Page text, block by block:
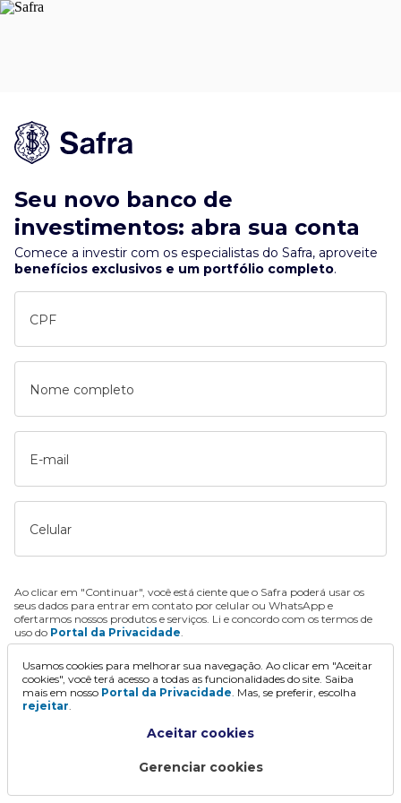
Seu novo banco de
investimentos: abra sua conta
Comece a investir com os especialistas do Safra, aproveite
benefícios exclusivos e um portfólio completo.
CPF
Nome completo
E-mail
Celular
Ao clicar em "Continuar", você está ciente que o Safra poderá usar os
seus dados para entrar em contato por celular ou WhatsApp e
ofertarmos nossos produtos e serviços. Li e concordo com os termos de
uso do Portal da Privacidade.
Continuar
Usamos cookies para melhorar sua navegação. Ao clicar em "Aceitar
cookies", você terá acesso a todas as funcionalidades do site. Saiba
mais em nosso Portal da Privacidade. Mas, se preferir, escolha
rejeitar.
Aceitar cookies
Gerenciar cookies